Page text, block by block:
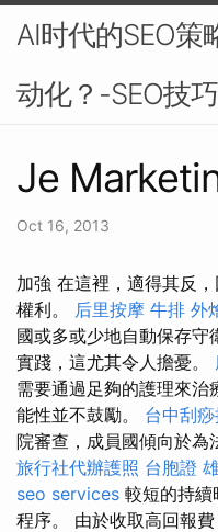
AI时代的SEO策
动化？-SEO技巧
Je
Oct 16, 2013
加強 在這裡，適得其反
權利。 后里按摩 牛排 外
國或多或少地自動保存守
實踐，這尤其令人擔憂。
需要通過足夠的護理來治
能性並不鼓勵。 台中刮
院審查，成員國傾向於為
旅行社代辦護照 台胞證
seo services 較短的持續
程序。 由於收取高回報